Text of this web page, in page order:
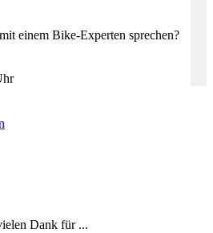
einem Bike-Experten sprechen?
Dank für ...